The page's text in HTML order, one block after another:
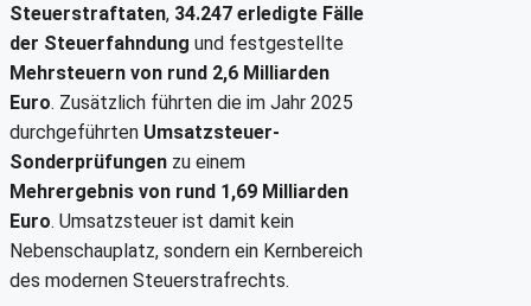
Steuerstraftaten, 34.247 erledigte Fälle
der Steuerfahndung und festgestellte
Mehrsteuern von rund 2,6 Milliarden
Euro. Zusätzlich führten die im Jahr 2025
durchgeführten Umsatzsteuer-
Sonderprüfungen zu einem
Mehrergebnis von rund 1,69 Milliarden
Euro. Umsatzsteuer ist damit kein
Nebenschauplatz, sondern ein Kernbereich
des modernen Steuerstrafrechts.